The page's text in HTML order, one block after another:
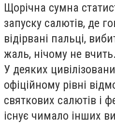
Щорічна сумна
запуску салютів, де
відірвані пальці,
жаль, нічому не вчить.
У деяких
офіційному рівні
святкових салютів і
існує чимало інших